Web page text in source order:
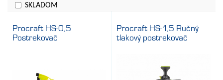
SKLADOM
Procraft HS-0,5
Postrekovač
Procraft HS-1,5 Ručný
tlakový postrekovač